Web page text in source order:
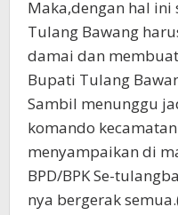
Maka,dengan hal ini
Tulang Bawang
damai dan
Bupati Tulang
Sambil menunggu
komando
menyampaikan di
BPD/BPK Se-
nya bergerak